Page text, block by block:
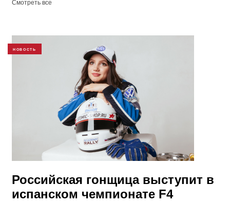
Смотреть все
НОВОСТЬ
Российская гонщица выступит в
испанском чемпионате F4